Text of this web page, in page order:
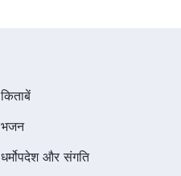
किताबें
भजन
धर्मोपदेश और संगति